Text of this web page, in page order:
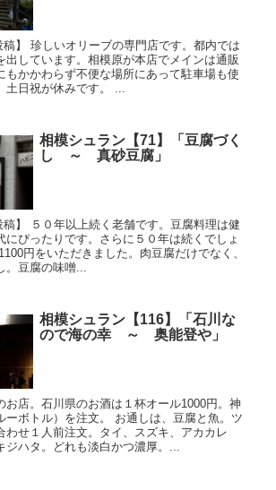
稿】 珍しいオリーブの専門店です。都内では
出しています。相模原が本店でメインは通販
もかかわらず不便な場所にあって駐車場も使
土日祝が休みです。 ...
相模シュラン【71】「豆腐づく
し ～ 真砂豆腐」
稿】 ５０年以上続く老舗です。豆腐料理は健
にぴったりです。さらに５０年は続くでしょ
円をいただきました。肉豆腐だけでなく、
豆腐の味噌...
相模シュラン【116】「石川な
ので海の幸 ～ 奥能登や」
お店。石川県のお酒は１杯オール1000円。神
ーボトル）を注文。 お通しは、豆腐と魚。ツ
わせ１人前注文。タイ、スズキ、アカカレ
ジハタ。どれも淡白かつ濃厚。...